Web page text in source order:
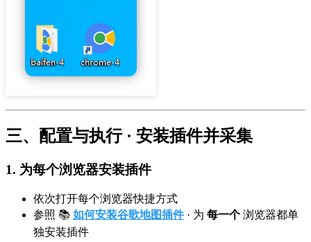
三、配置与执行 · 安装插件并采集
1. 为每个浏览器安装插件
依次打开每个浏览器快捷方式
参照 📚 如何安装谷歌地图插件· 为 每一个 浏览器都单
独安装插件